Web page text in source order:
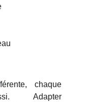
chaque
Adapter